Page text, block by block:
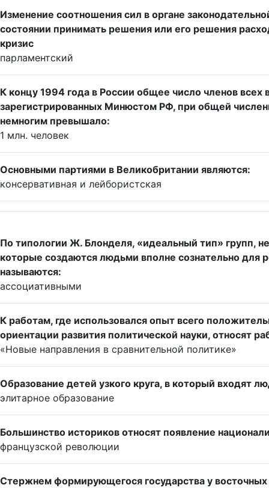
Изменение соотношения сил в органе
состоянии принимать решения или его решения
кризис
парламентский
К концу 1994 года в России общее число членов всех
зарегистрированных Минюстом РФ, при общей
немногим превышало:
1 млн. человек
Основными партиями в Великобритании являются:
консервативная и лейбористская
По типологии Ж. Блонделя, «идеальный тип» групп,
которые создаются людьми вполне сознательно для
называются:
ассоциативными
К работам, где использовался опыт всего
ориентации развития политической науки, относят
«Новые направления в сравнительной политике»
Образование детей узкого круга, в который входят
элитарное образование
Большинство историков относят появление
французской революции
Стержнем формирующегося государства у восточных